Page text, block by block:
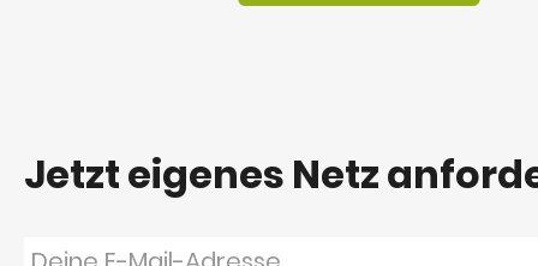
Jetzt eigenes Netz